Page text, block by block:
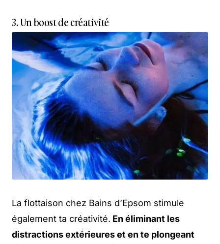
3. Un boost de créativité
La flottaison chez Bains d’Epsom stimule
également ta créativité. En éliminant les
distractions extérieures et en te plongeant